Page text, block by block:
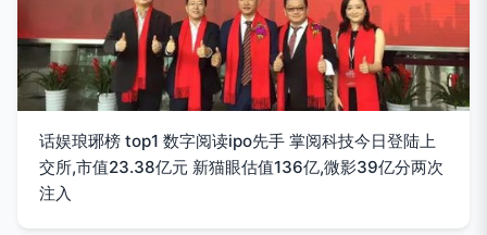
话娱琅琊榜 top1 数字阅读ipo先手 掌阅科技今日登陆上
交所,市值23.38亿元 新猫眼估值136亿,微影39亿分两次
注入